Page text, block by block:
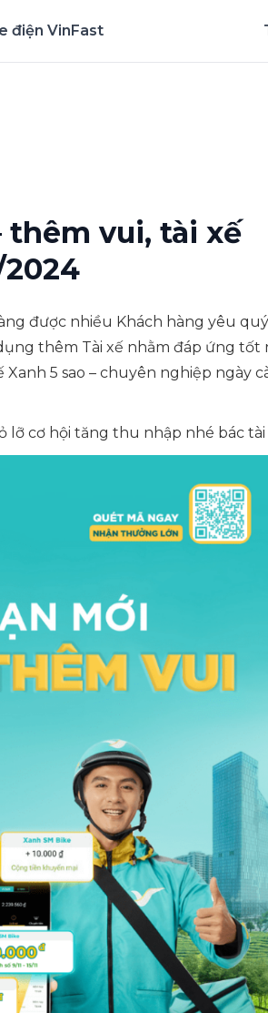
điện VinFast
thêm vui, tài xế
được nhiều Khách hàng yêu
thêm Tài xế nhằm đáp ứng tốt
5 sao – chuyên nghiệp ngày
cơ hội tăng thu nhập nhé bác tài